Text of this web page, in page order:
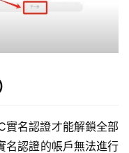
實名認證才能解鎖全部
名認證的帳戶無法進行